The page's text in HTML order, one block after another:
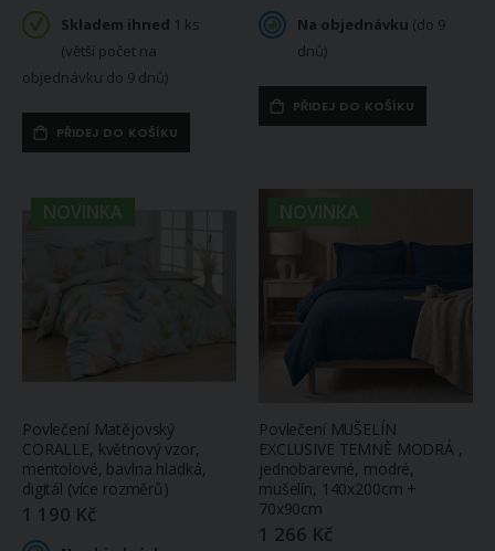
Skladem ihned 1 ks
(větší počet na
objednávku do 9 dnů)
PŘIDEJ DO KOŠÍKU
Na objednávku (do 9
dnů)
PŘIDEJ DO KOŠÍKU
NOVINKA
Povlečení Matějovský
CORALLE, květnový vzor,
mentolové, bavlna hladká,
digitál (více rozměrů)
1 190 Kč
NOVINKA
Povlečení MUŠELÍN
EXCLUSIVE TEMNĚ MODRÁ ,
jednobarevné, modré,
mušelín, 140x200cm +
70x90cm
1 266 Kč